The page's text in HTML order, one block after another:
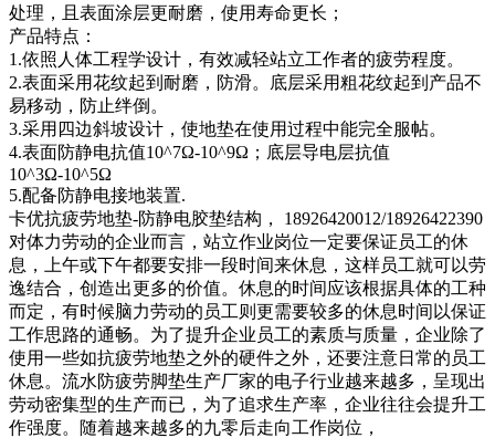
处理，且表面涂层更耐磨，使用寿命更长；
产品特点：
1.依照人体工程学设计，有效减轻站立工作者的疲劳程度。
2.表面采用花纹起到耐磨，防滑。底层采用粗花纹起到产品不
易移动，防止绊倒。
3.采用四边斜坡设计，使地垫在使用过程中能完全服帖。
4.表面防静电抗值10^7Ω-10^9Ω；底层导电层抗值
10^3Ω-10^5Ω
5.配备防静电接地装置.
卡优抗疲劳地垫-防静电胶垫结构， 18926420012/18926422390
对体力劳动的企业而言，站立作业岗位一定要保证员工的休
息，上午或下午都要安排一段时间来休息，这样员工就可以劳
逸结合，创造出更多的价值。休息的时间应该根据具体的工种
而定，有时候脑力劳动的员工则更需要较多的休息时间以保证
工作思路的通畅。为了提升企业员工的素质与质量，企业除了
使用一些如抗疲劳地垫之外的硬件之外，还要注意日常的员工
休息。流水防疲劳脚垫生产厂家的电子行业越来越多，呈现出
劳动密集型的生产而已，为了追求生产率，企业往往会提升工
作强度。随着越来越多的九零后走向工作岗位，